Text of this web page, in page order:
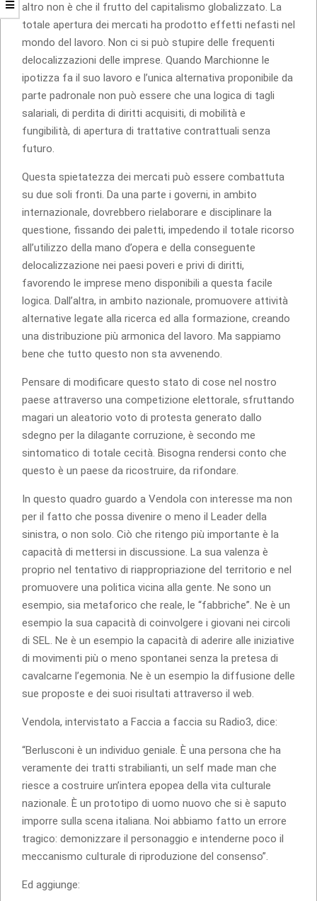
altro non è che il frutto del capitalismo globalizzato. La
totale apertura dei mercati ha prodotto effetti nefasti nel
mondo del lavoro. Non ci si può stupire delle frequenti
delocalizzazioni delle imprese. Quando Marchionne le
ipotizza fa il suo lavoro e l’unica alternativa proponibile da
parte padronale non può essere che una logica di tagli
salariali, di perdita di diritti acquisiti, di mobilità e
fungibilità, di apertura di trattative contrattuali senza
futuro.
Questa spietatezza dei mercati può essere combattuta
su due soli fronti. Da una parte i governi, in ambito
internazionale, dovrebbero rielaborare e disciplinare la
questione, fissando dei paletti, impedendo il totale ricorso
all’utilizzo della mano d’opera e della conseguente
delocalizzazione nei paesi poveri e privi di diritti,
favorendo le imprese meno disponibili a questa facile
logica. Dall’altra, in ambito nazionale, promuovere attività
alternative legate alla ricerca ed alla formazione, creando
una distribuzione più armonica del lavoro. Ma sappiamo
bene che tutto questo non sta avvenendo.
Pensare di modificare questo stato di cose nel nostro
paese attraverso una competizione elettorale, sfruttando
magari un aleatorio voto di protesta generato dallo
sdegno per la dilagante corruzione, è secondo me
sintomatico di totale cecità. Bisogna rendersi conto che
questo è un paese da ricostruire, da rifondare.
In questo quadro guardo a Vendola con interesse ma non
per il fatto che possa divenire o meno il Leader della
sinistra, o non solo. Ciò che ritengo più importante è la
capacità di mettersi in discussione. La sua valenza è
proprio nel tentativo di riappropriazione del territorio e nel
promuovere una politica vicina alla gente. Ne sono un
esempio, sia metaforico che reale, le “fabbriche”. Ne è un
esempio la sua capacità di coinvolgere i giovani nei circoli
di SEL. Ne è un esempio la capacità di aderire alle iniziative
di movimenti più o meno spontanei senza la pretesa di
cavalcarne l’egemonia. Ne è un esempio la diffusione delle
sue proposte e dei suoi risultati attraverso il web.
Vendola, intervistato a Faccia a faccia su Radio3, dice:
“Berlusconi è un individuo geniale. È una persona che ha
veramente dei tratti strabilianti, un self made man che
riesce a costruire un’intera epopea della vita culturale
nazionale. È un prototipo di uomo nuovo che si è saputo
imporre sulla scena italiana. Noi abbiamo fatto un errore
tragico: demonizzare il personaggio e intenderne poco il
meccanismo culturale di riproduzione del consenso”.
Ed aggiunge: